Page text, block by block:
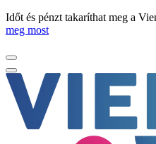
Időt és pénzt takaríthat meg a
meg most